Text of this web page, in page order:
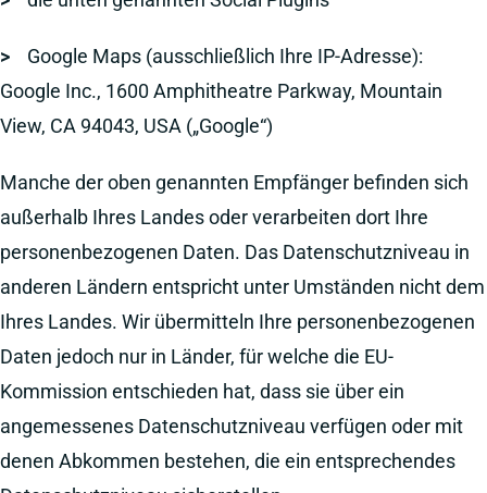
>
Google Maps (ausschließlich Ihre IP-Adresse):
Google Inc., 1600 Amphitheatre Parkway, Mountain
View, CA 94043, USA („Google“)
Manche der oben genannten Empfänger befinden sich
außerhalb Ihres Landes oder verarbeiten dort Ihre
personenbezogenen Daten. Das Datenschutzniveau in
anderen Ländern entspricht unter Umständen nicht dem
Ihres Landes. Wir übermitteln Ihre personenbezogenen
Daten jedoch nur in Länder, für welche die EU-
Kommission entschieden hat, dass sie über ein
angemessenes Datenschutzniveau verfügen oder mit
denen Abkommen bestehen, die ein entsprechendes